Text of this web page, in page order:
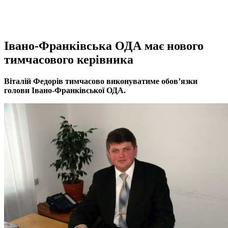
Івано-Франківська ОДА має нового
тимчасового керівника
Віталій Федорів тимчасово виконуватиме обов’язки
голови Івано-Франківської ОДА.